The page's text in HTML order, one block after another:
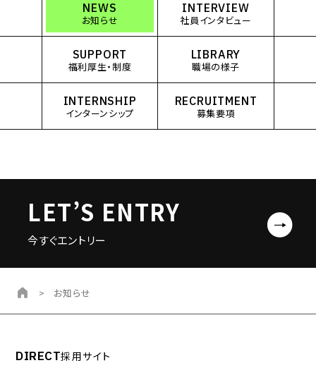
NEWS
お知らせ
INTERVIEW
社員インタビュー
SUPPORT
福利厚生・制度
LIBRARY
職場の様子
INTERNSHIP
インターンシップ
RECRUITMENT
募集要項
LET’S ENTRY
今すぐエントリー
> お知らせ
DIRECT採用サイト